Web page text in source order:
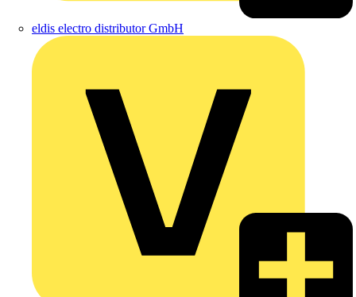
eldis electro distributor GmbH